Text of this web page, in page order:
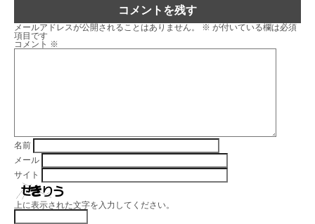
コメントを残す
メールアドレスが公開されることはありません。 ※ が付いている欄は必須
項目です
コメント ※
名前
メール
サイト
上に表示された文字を入力してください。